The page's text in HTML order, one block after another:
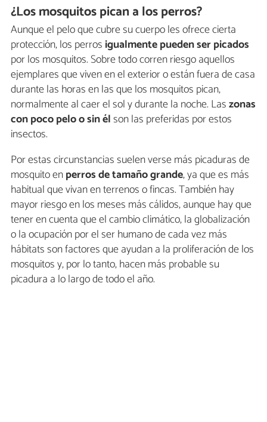
¿Los mosquitos pican a los perros?
Aunque el pelo que cubre su cuerpo les ofrece cierta
protección, los perros igualmente pueden ser picados
por los mosquitos. Sobre todo corren riesgo aquellos
ejemplares que viven en el exterior o están fuera de casa
durante las horas en las que los mosquitos pican,
normalmente al caer el sol y durante la noche. Laszonas
con poco pelo o sin élson las preferidas por estos
insectos.
Por estas circunstancias suelen verse más picaduras de
mosquito enperros de tamaño grande, ya que es más
habitual que vivan en terrenos o fincas. También hay
mayor riesgo en los meses más cálidos, aunque hay que
tener en cuenta que el cambio climático, la globalización
o la ocupación por el ser humano de cada vez más
hábitats son factores que ayudan a la proliferación de los
mosquitos y, por lo tanto, hacen más probable su
picadura a lo largo de todo el año.